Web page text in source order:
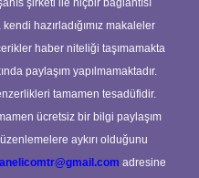
şirketi ile hiçbir bağlantısı
hazırladığımız makaleler
haber niteliği taşımamakta
paylaşım yapılmamaktadır.
tamamen tesadüfidir.
ücretsiz bir bilgi paylaşım
aykırı olduğunu
adresine